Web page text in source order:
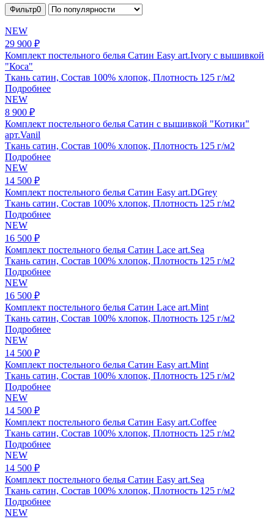
Фильтр0
NEW
29 900 ₽
Комплект постельного белья Сатин Easy art.Ivory с вышивкой
"Коса"
Ткань сатин, Состав 100% хлопок, Плотность 125 г/м2
Подробнее
NEW
8 900 ₽
Комплект постельного белья Сатин с вышивкой "Котики"
арт.Vanil
Ткань сатин, Состав 100% хлопок, Плотность 125 г/м2
Подробнее
NEW
14 500 ₽
Комплект постельного белья Сатин Easy art.DGrey
Ткань сатин, Состав 100% хлопок, Плотность 125 г/м2
Подробнее
NEW
16 500 ₽
Комплект постельного белья Сатин Lace art.Sea
Ткань сатин, Состав 100% хлопок, Плотность 125 г/м2
Подробнее
NEW
16 500 ₽
Комплект постельного белья Сатин Lace art.Mint
Ткань сатин, Состав 100% хлопок, Плотность 125 г/м2
Подробнее
NEW
14 500 ₽
Комплект постельного белья Сатин Easy art.Mint
Ткань сатин, Состав 100% хлопок, Плотность 125 г/м2
Подробнее
NEW
14 500 ₽
Комплект постельного белья Сатин Easy art.Coffee
Ткань сатин, Состав 100% хлопок, Плотность 125 г/м2
Подробнее
NEW
14 500 ₽
Комплект постельного белья Сатин Easy art.Sea
Ткань сатин, Состав 100% хлопок, Плотность 125 г/м2
Подробнее
NEW